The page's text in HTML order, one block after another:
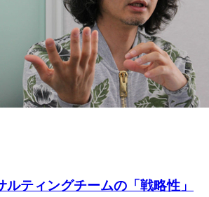
ルティングチームの「戦略性」